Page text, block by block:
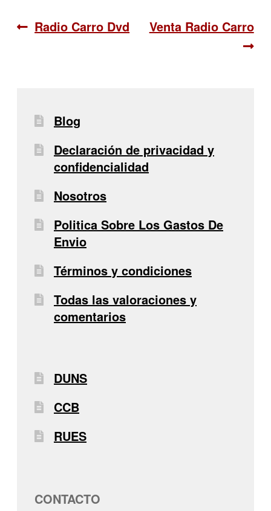
Navegación
Anterior:
Radio Carro Dvd Siguiente:
Venta Radio Carro
Blog
Declaración de privacidad y
confidencialidad
Nosotros
Politica Sobre Los Gastos De
Envio
Términos y condiciones
Todas las valoraciones y
comentarios
DUNS
CCB
RUES
CONTACTO